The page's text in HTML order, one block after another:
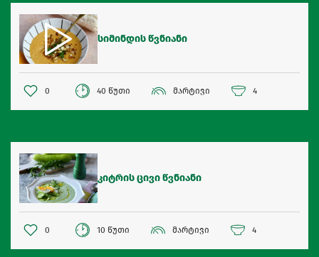
სიმინდის წვნიანი
0 40 წუთი მარტივი 4
კიტრის ცივი წვნიანი
0 10 წუთი მარტივი 4